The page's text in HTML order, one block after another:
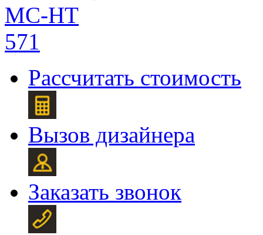
Рассчитать стоимость
Вызов дизайнера
Заказать звонок